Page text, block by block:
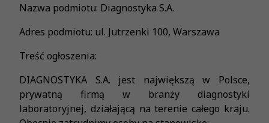
Nazwa podmiotu: Diagnostyka S.A.
Adres podmiotu: ul. Jutrzenki 100, Warszawa
Treść ogłoszenia:
DIAGNOSTYKA S.A. jest największą w Polsce,
prywatną firmą w branży diagnostyki
laboratoryjnej, działającą na terenie całego kraju.